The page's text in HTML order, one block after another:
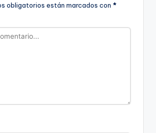
obligatorios están marcados con *